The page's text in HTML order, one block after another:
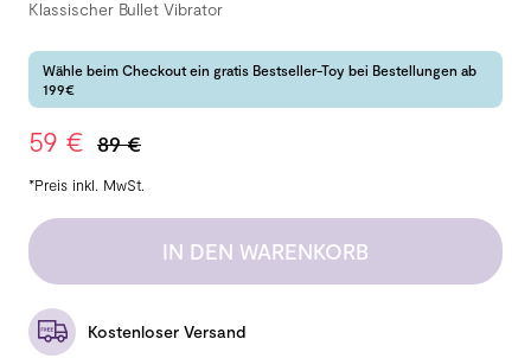
Klassischer Bullet Vibrator
IN DEN WARENKORB
Wähle beim Checkout ein gratis Bestseller-Toy bei Bestellungen ab
199€
59 € 89 €
*Preis inkl. MwSt.
Kostenloser Versand